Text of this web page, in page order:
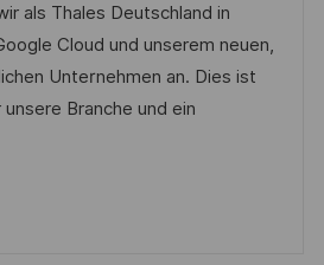
i
c
h
u
d
e
r
V
als Thales Deutschland in
Cloud und unserem neuen,
Unternehmen an. Dies ist
Branche und ein